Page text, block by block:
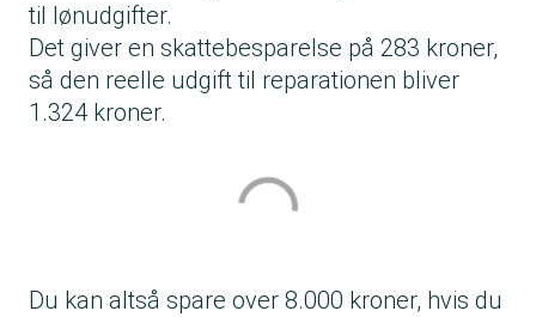
til lønudgifter.
Det giver en skattebesparelse på 283 kroner,
så den reelle udgift til reparationen bliver
1.324 kroner.
Du kan altså spare over 8.000 kroner, hvis du